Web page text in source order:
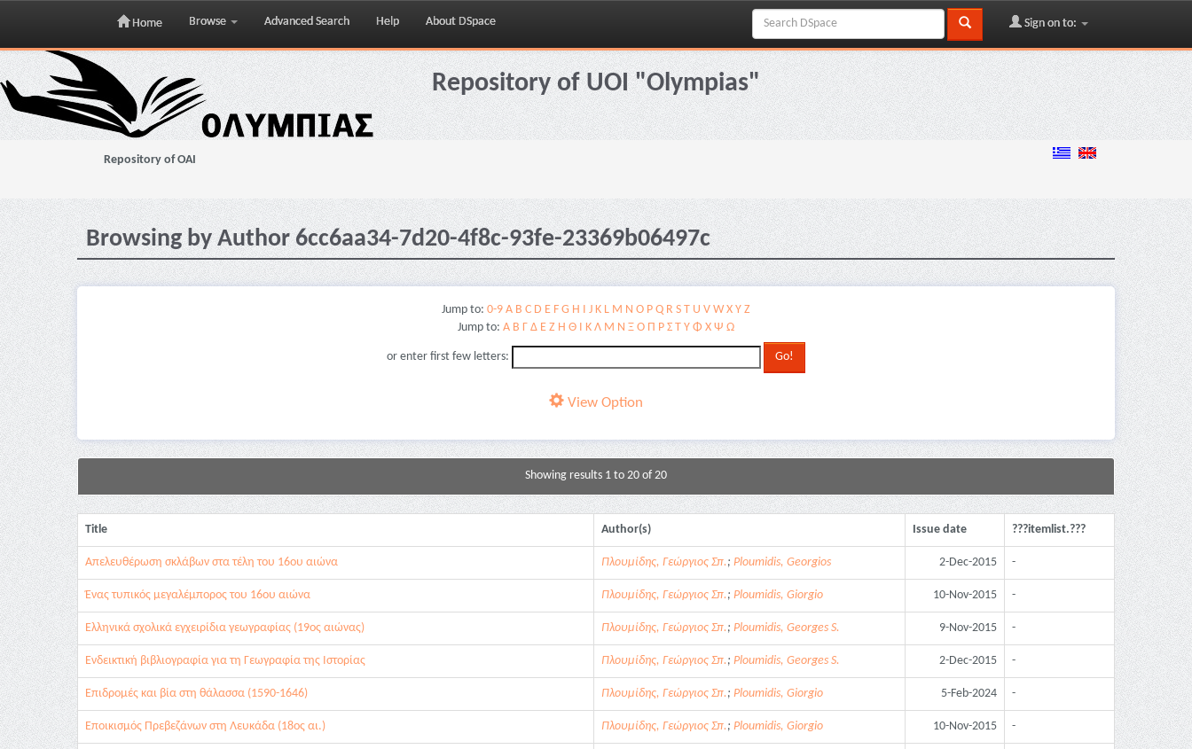
Skip
navigation
Home Browse Advanced Search Help About DSpace Sign on to:
Repository of UOI "Olympias"
Repository of OAI
Browsing by Author 6cc6aa34-7d20-4f8c-93fe-23369b06497c
Jump to: 0-9 A B C D E F G H I J K L M N O P Q R S T U V W X Y Z
Jump to: Α Β Γ Δ Ε Ζ Η Θ Ι Κ Λ Μ Ν Ξ Ο Π Ρ Σ Τ Υ Φ Χ Ψ Ω
or enter first few letters:
View Option
Showing results 1 to 20 of 20
Title Author(s) Issue date ???itemlist.???
Απελευθέρωση σκλάβων στα τέλη του 16ου αιώνα Πλουμίδης, Γεώργιος Σπ.; Ploumidis, Georgios 2-Dec-2015 -
Ένας τυπικός μεγαλέμπορος του 16ου αιώνα Πλουμίδης, Γεώργιος Σπ.; Ploumidis, Giorgio 10-Nov-2015 -
Ελληνικά σχολικά εγχειρίδια γεωγραφίας (19ος αιώνας) Πλουμίδης, Γεώργιος Σπ.; Ploumidis, Georges S. 9-Nov-2015 -
Ενδεικτική βιβλιογραφία για τη Γεωγραφία της Ιστορίας Πλουμίδης, Γεώργιος Σπ.; Ploumidis, Georges S. 2-Dec-2015 -
Επιδρομές και βία στη θάλασσα (1590-1646) Πλουμίδης, Γεώργιος Σπ.; Ploumidis, Giorgio 5-Feb-2024 -
Εποικισμός Πρεβεζάνων στη Λευκάδα (18ος αι.) Πλουμίδης, Γεώργιος Σπ.; Ploumidis, Giorgio 10-Nov-2015 -